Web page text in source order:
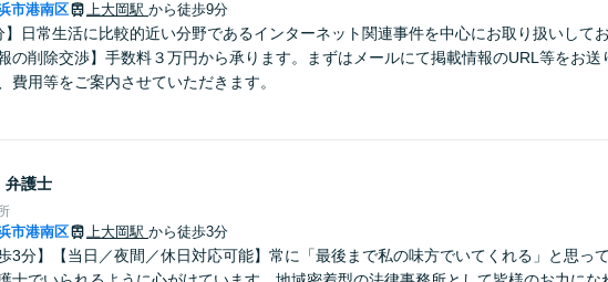
市港南区 上大岡駅 から徒歩9分
】日常生活に比較的近い分野であるインターネット関連事件を中心にお取り扱いして
の削除交渉】手数料３万円から承ります。まずはメールにて掲載情報のURL等をお送
費用等をご案内させていただきます。
弁護士
市港南区 上大岡駅 から徒歩3分
3分】【当日／夜間／休日対応可能】常に「最後まで私の味方でいてくれる」と思っ